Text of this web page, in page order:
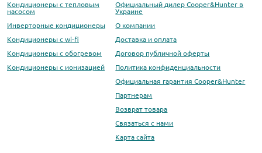
Кондиционеры с тепловым
насосом
Инверторные кондиционеры
Кондиционеры с wi-fi
Кондиционеры с обогревом
Кондиционеры с ионизацией
Официальный дилер Cooper&Hunter в
Украине
О компании
Доставка и оплата
Договор публичной оферты
Политика конфиденциальности
Официальная гарантия Cooper&Hunter
Партнерам
Возврат товара
Связаться с нами
Карта сайта